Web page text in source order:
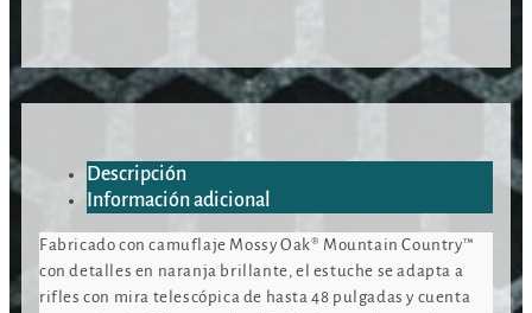
Descripción
Información adicional
Fabricado con camuflaje Mossy Oak® Mountain Country™
con detalles en naranja brillante, el estuche se adapta a
rifles con mira telescópica de hasta 48 pulgadas y cuenta